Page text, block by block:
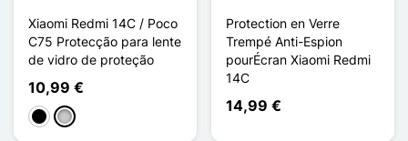
Xiaomi Redmi 14C / Poco
C75 Protecção para lente
de vidro de proteção
10,99 €
PretoTransparente
Protection en Verre
Trempé Anti-Espion
pourÉcran Xiaomi Redmi
14C
14,99 €